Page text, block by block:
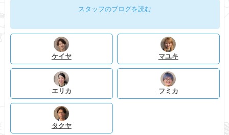
スタッフのブログを読む
ケイヤ マユキ
エリカ フミカ
タクヤ